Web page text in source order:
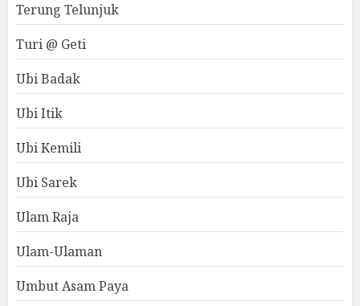
Terung Telunjuk
Turi @ Geti
Ubi Badak
Ubi Itik
Ubi Kemili
Ubi Sarek
Ulam Raja
Ulam-Ulaman
Umbut Asam Paya